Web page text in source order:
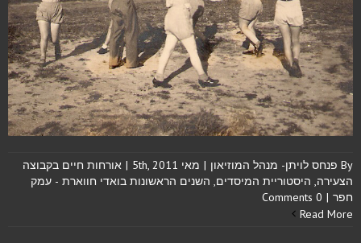
By פנחס לויתן- מנהל המוזיאון | מאי 5th, 2011 | אורחות חיים בקבוצה
הצעירה, היסטוריית המיסדים, השנים הראשונות בואדי חווארת - עמק
חפר |
0 Comments
Read More